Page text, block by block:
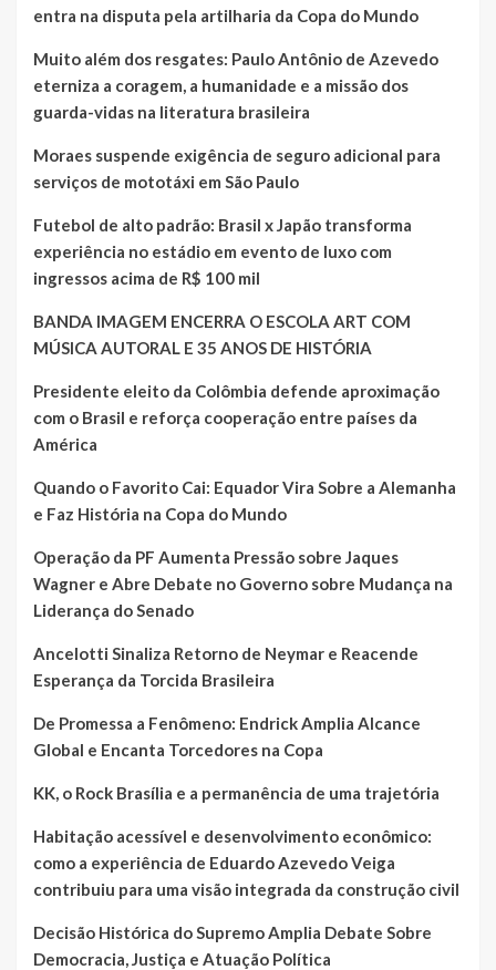
entra na disputa pela artilharia da Copa do Mundo
Muito além dos resgates: Paulo Antônio de Azevedo
eterniza a coragem, a humanidade e a missão dos
guarda-vidas na literatura brasileira
Moraes suspende exigência de seguro adicional para
serviços de mototáxi em São Paulo
Futebol de alto padrão: Brasil x Japão transforma
experiência no estádio em evento de luxo com
ingressos acima de R$ 100 mil
BANDA IMAGEM ENCERRA O ESCOLA ART COM
MÚSICA AUTORAL E 35 ANOS DE HISTÓRIA
Presidente eleito da Colômbia defende aproximação
com o Brasil e reforça cooperação entre países da
América
Quando o Favorito Cai: Equador Vira Sobre a Alemanha
e Faz História na Copa do Mundo
Operação da PF Aumenta Pressão sobre Jaques
Wagner e Abre Debate no Governo sobre Mudança na
Liderança do Senado
Ancelotti Sinaliza Retorno de Neymar e Reacende
Esperança da Torcida Brasileira
De Promessa a Fenômeno: Endrick Amplia Alcance
Global e Encanta Torcedores na Copa
KK, o Rock Brasília e a permanência de uma trajetória
Habitação acessível e desenvolvimento econômico:
como a experiência de Eduardo Azevedo Veiga
contribuiu para uma visão integrada da construção civil
Decisão Histórica do Supremo Amplia Debate Sobre
Democracia, Justiça e Atuação Política